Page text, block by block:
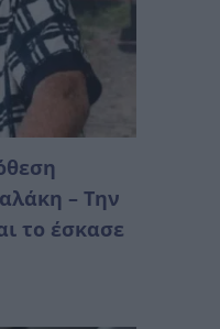
– Την
το έσκασε